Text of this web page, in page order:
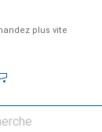
plus vite